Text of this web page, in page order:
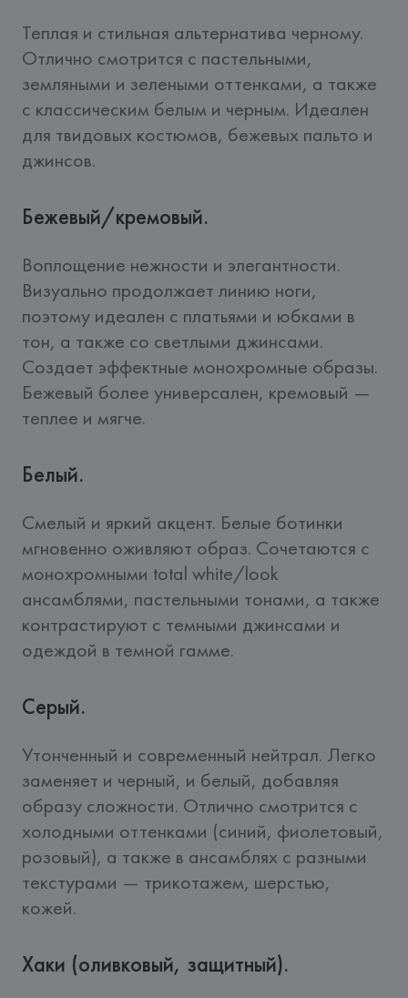
Теплая и стильная альтернатива черному.
Отлично смотрится с пастельными,
земляными и зелеными оттенками, а также
с классическим белым и черным. Идеален
для твидовых костюмов, бежевых пальто и
джинсов.
Бежевый/кремовый.
Воплощение нежности и элегантности.
Визуально продолжает линию ноги,
поэтому идеален с платьями и юбками в
тон, а также со светлыми джинсами.
Создает эффектные монохромные образы.
Бежевый более универсален, кремовый —
теплее и мягче.
Белый.
Смелый и яркий акцент. Белые ботинки
мгновенно оживляют образ. Сочетаются с
монохромными total white/look
ансамблями, пастельными тонами, а также
контрастируют с темными джинсами и
одеждой в темной гамме.
Серый.
Утонченный и современный нейтрал. Легко
заменяет и черный, и белый, добавляя
образу сложности. Отлично смотрится с
холодными оттенками (синий, фиолетовый,
розовый), а также в ансамблях с разными
текстурами — трикотажем, шерстью,
кожей.
Хаки (оливковый, защитный).